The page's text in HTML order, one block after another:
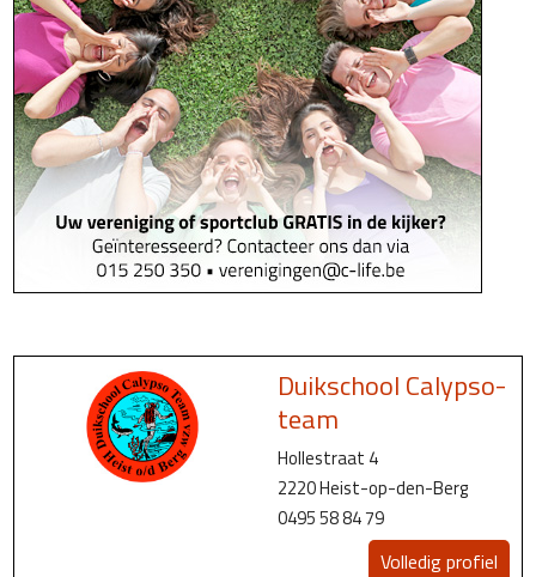
Duikschool Calypso-
team
Hollestraat 4
2220 Heist-op-den-Berg
0495 58 84 79
Volledig profiel